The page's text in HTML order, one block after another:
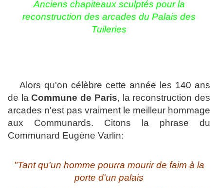
Anciens chapiteaux sculptés pour la
reconstruction des arcades du Palais des
Tuileries
Alors qu'on célèbre cette année les 140 ans
de laCommune de Paris, la reconstruction des
arcades n'est pas vraiment le meilleur hommage
aux Communards. Citons la phrase du
Communard Eugène Varlin:
"Tant qu'un homme pourra mourir de faim à la
porte d'un palais